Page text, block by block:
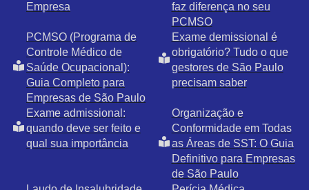
Empresa
faz diferença no seu
PCMSO
PCMSO (Programa de
Controle Médico de
Saúde Ocupacional):
Guia Completo para
Empresas de São Paulo
Exame demissional é
obrigatório? Tudo o que
gestores de São Paulo
precisam saber
Exame admissional:
quando deve ser feito e
qual sua importância
Organização e
Conformidade em Todas
as Áreas de SST: O Guia
Definitivo para Empresas
de São Paulo